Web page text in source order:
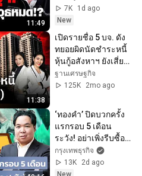
11:49
7K
1d ago
New
11:38
เปิดรายชื่อ 5 บจ. ดัง
ทยอยผิดนัดชำระหนี้
หุ้นกู้อสังหาฯ ยังเสี่ยง |
THANTALK | 22 พ.ค.
69
ฐานเศรษฐกิจ
125K
2mo ago
‘ทองคำ’ ปิดบวกครั้ง
แรกรอบ 5 เดือน
ระวัง! อย่าเพิ่งรีบซื้อ
‘ขาลง’ ยังไม่จบ |
DEEP Talk
กรุงเทพธุรกิจ
13K
2d ago
New